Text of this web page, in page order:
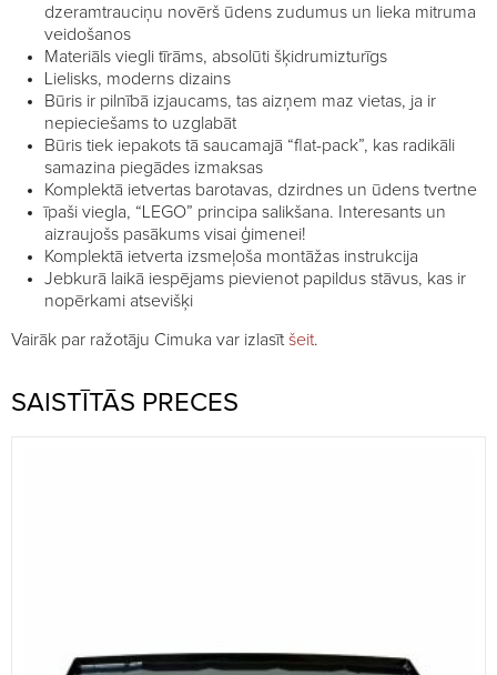
dzeramtrauciņu novērš ūdens zudumus un lieka mitruma
veidošanos
Materiāls viegli tīrāms, absolūti šķidrumizturīgs
Lielisks, moderns dizains
Būris ir pilnībā izjaucams, tas aizņem maz vietas, ja ir
nepieciešams to uzglabāt
Būris tiek iepakots tā saucamajā “flat-pack”, kas radikāli
samazina piegādes izmaksas
Komplektā ietvertas barotavas, dzirdnes un ūdens tvertne
īpaši viegla, “LEGO” principa salikšana. Interesants un
aizraujošs pasākums visai ģimenei!
Komplektā ietverta izsmeļoša montāžas instrukcija
Jebkurā laikā iespējams pievienot papildus stāvus, kas ir
nopērkami atsevišķi
Vairāk par ražotāju Cimuka var izlasīt šeit.
SAISTĪTĀS PRECES